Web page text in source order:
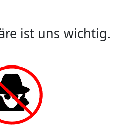
ist uns wichtig.